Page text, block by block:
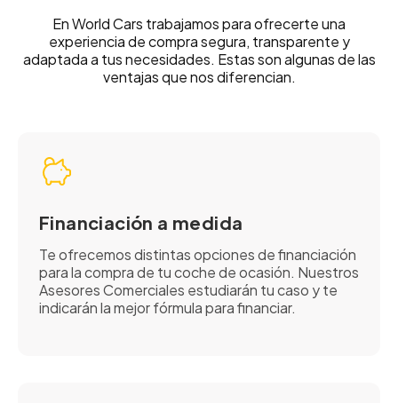
En World Cars trabajamos para ofrecerte una
experiencia de compra segura, transparente y
adaptada a tus necesidades. Estas son algunas de las
ventajas que nos diferencian.
Financiación a medida
Te ofrecemos distintas opciones de financiación
para la compra de tu coche de ocasión. Nuestros
Asesores Comerciales estudiarán tu caso y te
indicarán la mejor fórmula para financiar.